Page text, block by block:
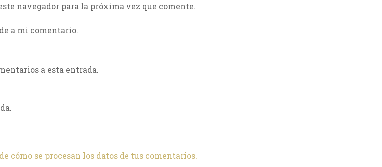
navegador para la próxima vez que comente.
a mi comentario.
a esta entrada.
cómo se procesan los datos de tus comentarios.